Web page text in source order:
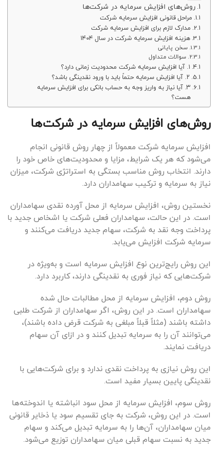
روش‌های افزایش سرمایه در شرکت‌ها
مراحل قانونی افزایش سرمایه شرکت
مدارک لازم برای افزایش سرمایه شرکت
هزینه افزایش سرمایه شرکت در سال ۱۴۰۴
سخن پایانی
سوالات متداول
۱. آیا افزایش سرمایه شرکت محدودیت زمانی دارد؟
۲. آیا افزایش سرمایه حتماً باید با ورود نقدینگی باشد؟
۳. آیا نیاز به واریز وجه به حساب بانکی برای افزایش سرمایه
هست؟
روش‌های افزایش سرمایه در شرکت‌ها
افزایش سرمایه شرکت معمولاً از چهار روش قانونی انجام
می‌شود که هر یک شرایط، مزایا و محدودیت‌های خاص خود را
دارند. انتخاب روش مناسب بستگی به استراتژی شرکت، میزان
نیاز به سرمایه و ترکیب سهامداران دارد.
نخستین روش، افزایش سرمایه از محل آورده نقدی سهامداران
است. در این حالت، سهامداران فعلی شرکت یا اشخاص جدید با
پرداخت وجه نقد به شرکت، سهام جدید دریافت می‌کنند و
سرمایه شرکت افزایش می‌یابد.
این روش رایج‌ترین نوع افزایش سرمایه است و به‌ویژه در
شرکت‌هایی که نیاز فوری به نقدینگی دارند، کاربرد دارد.
روش دوم، افزایش سرمایه از محل مطالبات حال شده
سهامداران است. در این روش، اگر سهامداران از شرکت طلبی
داشته باشند (مثلاً قبلاً مبلغی به شرکت قرض داده باشند)،
می‌توانند آن را به سرمایه تبدیل کنند و در ازای آن سهام
دریافت نمایند.
این روش نیازی به پرداخت نقدی ندارد و برای شرکت‌هایی با
نقدینگی پایین بسیار مفید است.
روش سوم، افزایش سرمایه از محل سود انباشته یا اندوخته‌ها
است. در این روش، شرکت به جای تقسیم سود یا ذخایر قانونی
میان سهامداران، آن‌ها را به سرمایه تبدیل می‌کند و سهام
جدید به نسبت سهام قبلی میان سهامداران توزیع می‌شود.